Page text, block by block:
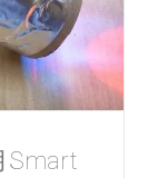
Smart